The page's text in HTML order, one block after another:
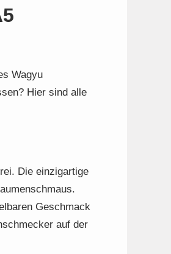
Wagyu
Hier sind alle
Die einzigartige
Geschmack
auf der